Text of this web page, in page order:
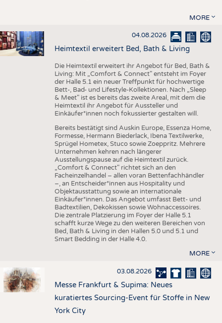
MORE
04.08.2026
Heimtextil erweitert Bed, Bath & Living
Die Heimtextil erweitert ihr Angebot für Bed, Bath &
Living: Mit „Comfort & Connect" entsteht im Foyer
der Halle 5.1 ein neuer Treffpunkt für hochwertige
Bett-, Bad- und Lifestyle-Kollektionen. Nach „Sleep
& Meet" ist es bereits das zweite Areal, mit dem die
Heimtextil ihr Angebot für Aussteller und
Einkäufer*innen noch fokussierter gestalten will.
Bereits bestätigt sind Auskin Europe, Essenza Home,
Formesse, Hermann Biederlack, Ibena Textilwerke,
Sprügel Hometex, Stuco sowie Zoeppritz. Mehrere
Unternehmen kehren nach längerer
Ausstellungspause auf die Heimtextil zurück.
„Comfort & Connect" richtet sich an den
Facheinzelhandel – allen voran Bettenfachhändler
–, an Entscheider*innen aus Hospitality und
Objektausstattung sowie an internationale
Einkäufer*innen. Das Angebot umfasst Bett- und
Badtextilien, Dekokissen sowie Wohnaccessoires.
Die zentrale Platzierung im Foyer der Halle 5.1
schafft kurze Wege zu den weiteren Bereichen von
Bed, Bath & Living in den Hallen 5.0 und 5.1 und
Smart Bedding in der Halle 4.0.
MORE
03.08.2026
Messe Frankfurt & Supima: Neues
kuratiertes Sourcing-Event für Stoffe in New
York City